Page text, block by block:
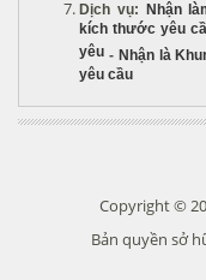
Dịch vụ: Nhận
kích thước yêu
yêu - Nhận là
yêu cầu
Copyright ©
Bản quyền sở